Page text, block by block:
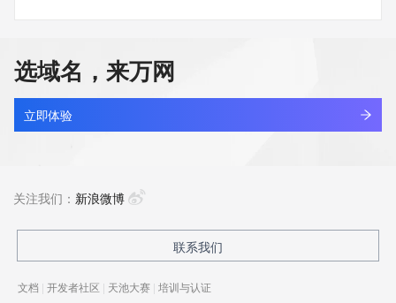
选域名，来万网
立即体验
关注我们： 新浪微博
联系我们
文档 | 开发者社区 | 天池大赛 | 培训与认证